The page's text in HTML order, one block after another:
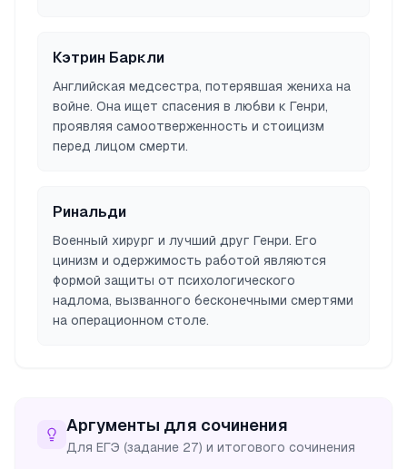
Кэтрин Баркли
Английская медсестра, потерявшая жениха на
войне. Она ищет спасения в любви к Генри,
проявляя самоотверженность и стоицизм
перед лицом смерти.
Ринальди
Военный хирург и лучший друг Генри. Его
цинизм и одержимость работой являются
формой защиты от психологического
надлома, вызванного бесконечными смертями
на операционном столе.
Аргументы для сочинения
Для ЕГЭ (задание 27) и итогового сочинения